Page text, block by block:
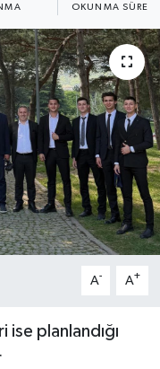
OKUNMA SÜRESI
A- A+
planlandığı